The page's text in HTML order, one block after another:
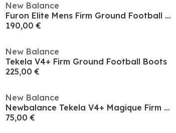
New Balance
Furon Elite Mens Firm Ground Football Boots
190,00 €
New Balance
Tekela V4+ Firm Ground Football Boots
225,00 €
New Balance
Newbalance Tekela V4+ Magique Firm Ground Football Boots
75,00 €